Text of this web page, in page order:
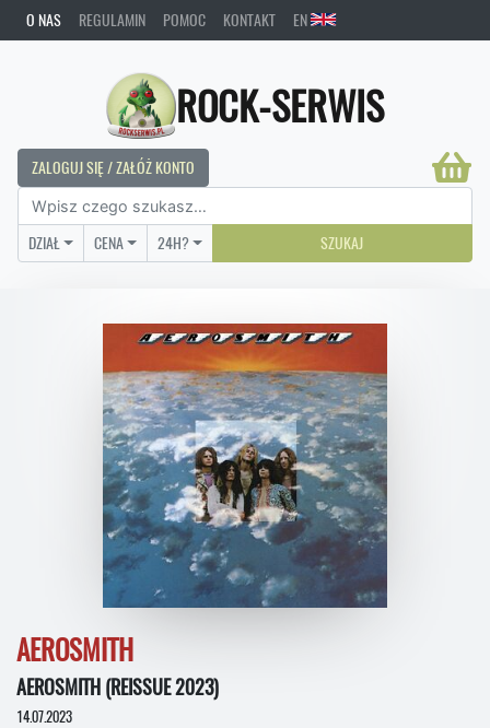
O NAS REGULAMIN POMOC KONTAKT EN
ROCK-SERWIS
ZALOGUJ SIĘ / ZAŁÓŻ KONTO
DZIAŁ CENA 24H? SZUKAJ
AEROSMITH
AEROSMITH (REISSUE 2023)
14.07.2023